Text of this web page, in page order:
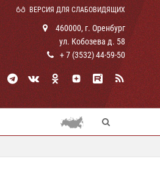
ВЕРСИЯ ДЛЯ СЛАБОВИДЯЩИХ
460000, г. Оренбург
ул. Кобозева д. 58
+ 7 (3532) 44-59-50